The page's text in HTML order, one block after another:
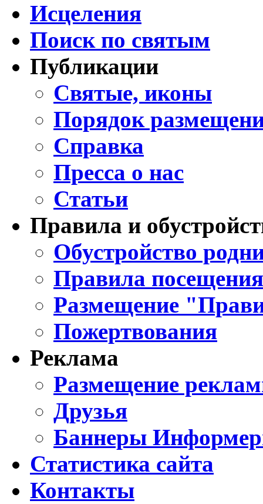
Исцеления
Поиск по святым
Публикации
Святые, иконы
Порядок
Справка
Пресса о нас
Статьи
Правила и
Обустройство
Правила
Размещение
Пожертвования
Реклама
Размещение
Друзья
Баннеры
Статистика сайта
Контакты